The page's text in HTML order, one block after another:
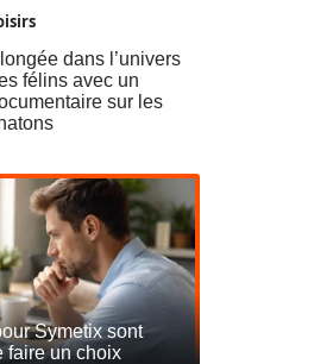
dans l’univers
félins avec un
sur les
Symetix sont
faire un choix